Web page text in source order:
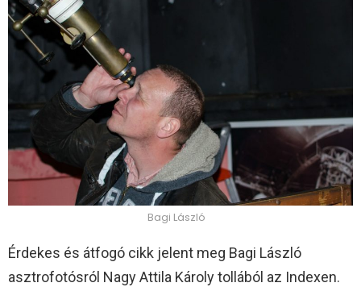
Bagi László
Érdekes és átfogó cikk jelent meg Bagi László
asztrofotósról Nagy Attila Károly tollából az Indexen.